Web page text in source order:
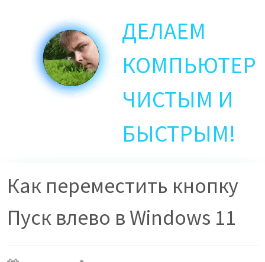
ДЕЛАЕМ
КОМПЬЮТЕР
ЧИСТЫМ И
БЫСТРЫМ!
Как переместить кнопку
Пуск влево в Windows 11